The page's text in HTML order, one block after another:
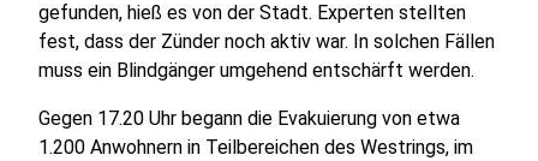
gefunden, hieß es von der Stadt. Experten stellten
fest, dass der Zünder noch aktiv war. In solchen Fällen
muss ein Blindgänger umgehend entschärft werden.
Gegen 17.20 Uhr begann die Evakuierung von etwa
1.200 Anwohnern in Teilbereichen des Westrings, im